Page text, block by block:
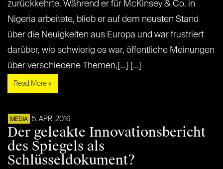
zurückkehrte. Während er für McKinsey & Co. in
Nigeria arbeitete, blieb er auf dem neusten Stand
über die Neuigkeiten aus Europa und war frustriert
darüber, wie schwierig es war, öffentliche Meinungen
über verschiedene Themen,[...] [...]
Read More »
MEDIA 5. APR. 2016
Der geleakte Innovationsbericht
des Spiegels als
Schlüsseldokument?